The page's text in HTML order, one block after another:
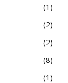
1
2
2
8
1